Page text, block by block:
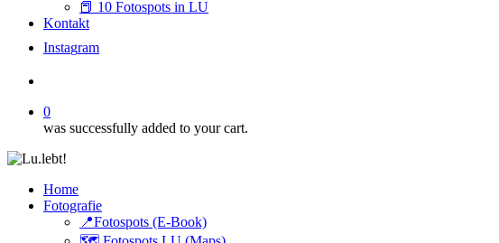
📕 10 Fotospots in LU
Kontakt
Instagram
0
was successfully added to your cart.
Home
Fotografie
📍Fotospots (E-Book)